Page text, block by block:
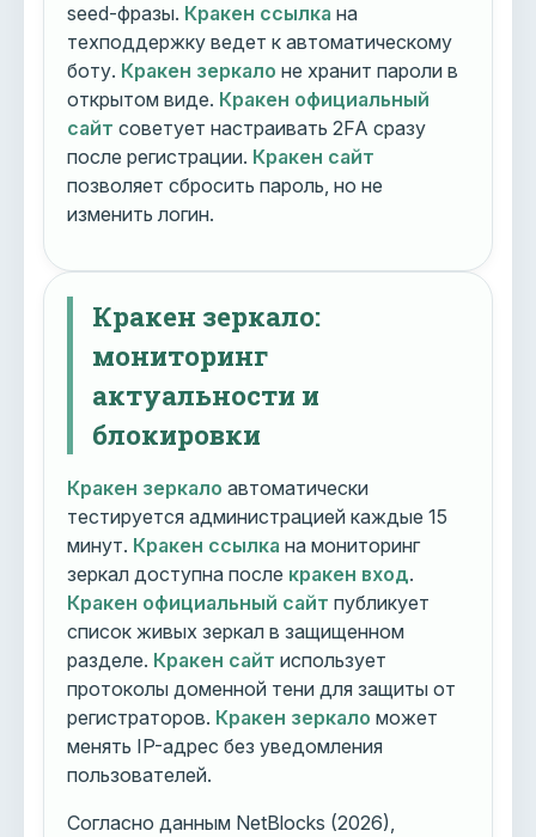
seed-фразы. Кракен ссылка на
техподдержку ведет к автоматическому
боту. Кракен зеркало не хранит пароли в
открытом виде. Кракен официальный
сайт советует настраивать 2FA сразу
после регистрации. Кракен сайт
позволяет сбросить пароль, но не
изменить логин.
Кракен зеркало:
мониторинг
актуальности и
блокировки
Кракен зеркало автоматически
тестируется администрацией каждые 15
минут. Кракен ссылка на мониторинг
зеркал доступна после кракен вход.
Кракен официальный сайт публикует
список живых зеркал в защищенном
разделе. Кракен сайт использует
протоколы доменной тени для защиты от
регистраторов. Кракен зеркало может
менять IP-адрес без уведомления
пользователей.
Согласно данным NetBlocks (2026),